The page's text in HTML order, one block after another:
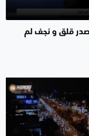
قلق و نجف لم